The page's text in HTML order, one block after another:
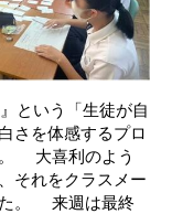
という「生徒が自
さを体感するプロ
。 大喜利のよう
それをクラスメー
た。 来週は最終